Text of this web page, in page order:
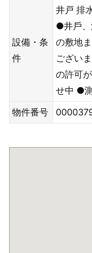
設備・条
件
井戸 排
●井⼾
の敷地
ござい
の許可
せ中 ●
物件番号